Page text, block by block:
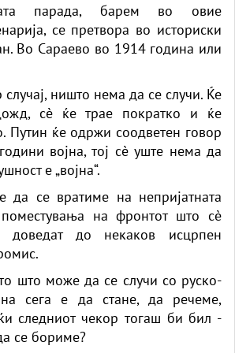
парада, барем во овие
се претвора во историски
Во Сараево во 1914 година или
ништо нема да се случи. Ќе
сè ќе трае пократко и ќе
Путин ќе одржи соодветен говор
војна, тој сè уште нема да
е „војна“.
се вратиме на непријатната
на фронтот што сè
до некаков исцрпен
што може да се случи со руско-
сега е да стане, да речеме,
следниот чекор тогаш би бил -
се бориме?